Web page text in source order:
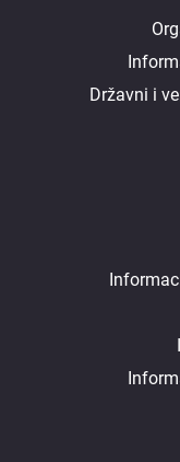
ministarstvu
Državni i